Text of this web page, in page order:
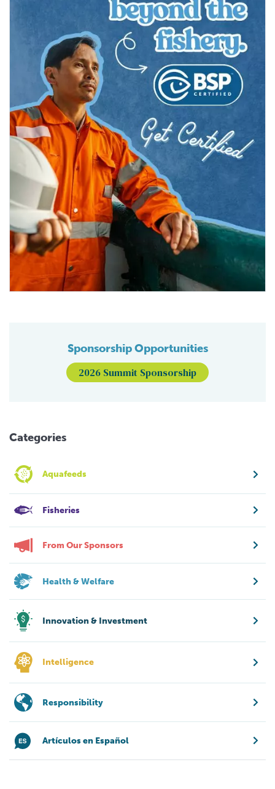
Sponsorship Opportunities
2026 Summit Sponsorship
Categories
Aquafeeds
Fisheries
From Our Sponsors
Health & Welfare
Innovation & Investment
Intelligence
Responsibility
Artículos en Español